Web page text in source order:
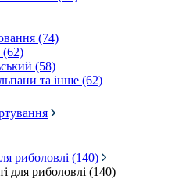
(74)
(62)
(58)
та інше (62)
риболовлі (140)
для риболовлі (140)